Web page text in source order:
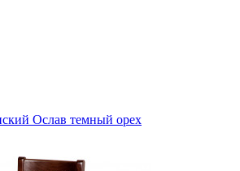
Ослав темный орех